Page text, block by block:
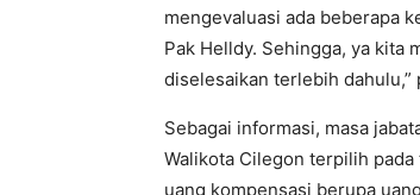
mengevaluasi ada beberapa
Pak Helldy. Sehingga, ya kita
diselesaikan terlebih dahulu,”
Sebagai informasi, masa
Walikota Cilegon terpilih
uang kompensasi berupa